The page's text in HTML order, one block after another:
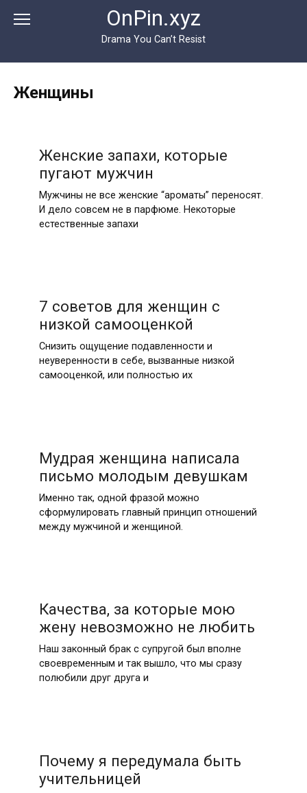
OnPin.xyz
Drama You Can’t Resist
Женщины
Женские запахи, которые
пугают мужчин
Мужчины не все женские “ароматы” переносят.
И дело совсем не в парфюме. Некоторые
естественные запахи
7 советов для женщин с
низкой самооценкой
Снизить ощущение подавленности и
неуверенности в себе, вызванные низкой
самооценкой, или полностью их
Мудрая женщина написала
письмо молодым девушкам
Именно так, одной фразой можно
сформулировать главный принцип отношений
между мужчиной и женщиной.
Качества, за которые мою
жену невозможно не любить
Наш законный брак с супругой был вполне
своевременным и так вышло, что мы сразу
полюбили друг друга и
Почему я передумала быть
учительницей